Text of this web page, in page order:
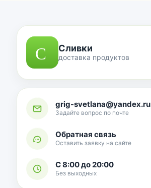
Сливки
доставка продуктов
grig-svetlana@yandex.ru
Задайте вопрос по почте
Обратная связь
Оставить заявку на сайте
С 8:00 до 20:00
Без выходных